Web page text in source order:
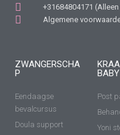
+31684804171
Algemene
ZWANGERSCHA
P
Eendaagse
bevalcursus
Doula support
BABY
Post
Yoni